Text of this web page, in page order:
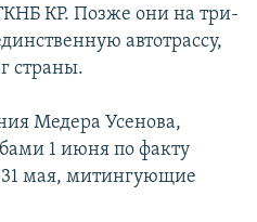
КР. Позже они на три-
автотрассу,
страны.
Медера Усенова,
1 июня по факту
31 мая, митингующие